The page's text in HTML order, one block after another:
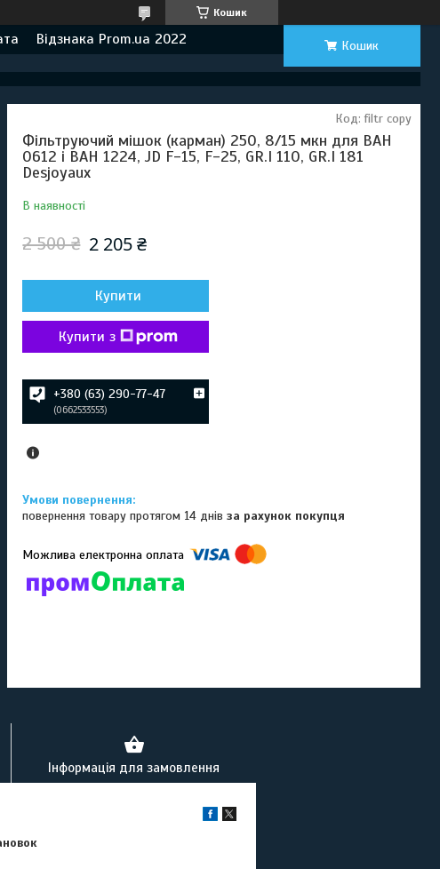
Кошик
Відзнака Prom.ua 2022 Кошик
Фільтруючий мішок (карман) 250, 8/15 мкн для ВАН
0612 і ВАН 1224, JD F-15, F-25, GR.I 110, GR.I 181
Desjoyaux
В наявності
Код:filtr copy
2 500 ₴ 2 205 ₴
Купити
Купити з
+380 (63) 290-77-47
0662533553
повернення товару протягом 14 днівза рахунок покупця
Інформація для замовлення